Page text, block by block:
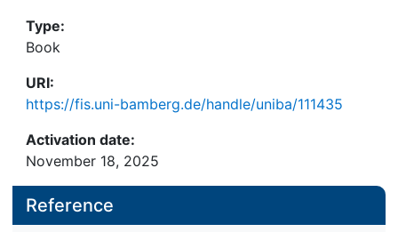
Type:
Book
URI:
https://fis.uni-bamberg.de/handle/uniba/111435
Activation date:
November 18, 2025
Reference